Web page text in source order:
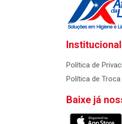
Institucional
Política de
Política de
Baixe já